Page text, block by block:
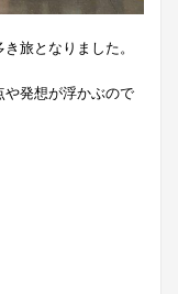
旅となりました。
発想が浮かぶので